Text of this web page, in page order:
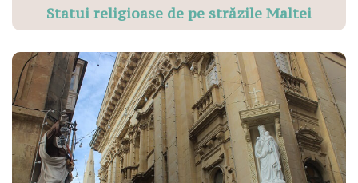
Statui religioase de pe străzile Maltei